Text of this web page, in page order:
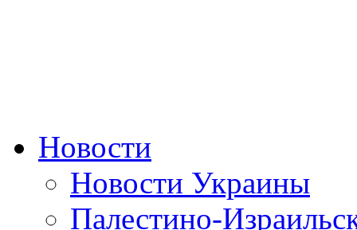
Новости
Новости Украины
Палестино-